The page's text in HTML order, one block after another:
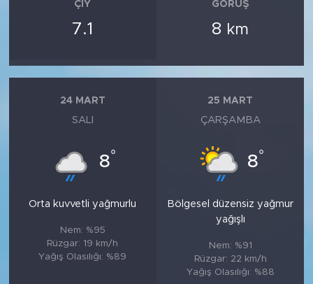
ÇIY
7.1
GÖRÜŞ
8 km
24 MART
SALI
8°
Orta kuvvetli yağmurlu
Nem: %95
Rüzgar: 19 km/h
Yağış Olasılığı: %89
25 MART
ÇARŞAMBA
8°
Bölgesel düzensiz yağmur
yağışlı
Nem: %91
Rüzgar: 22 km/h
Yağış Olasılığı: %88